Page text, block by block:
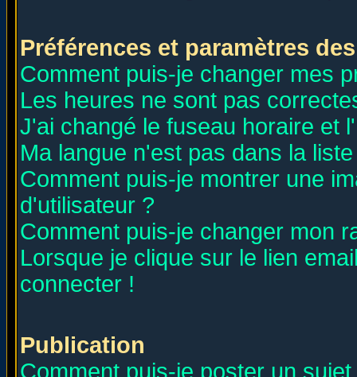
Préférences et paramètres
Comment puis-je changer mes
Les heures ne sont pas
J'ai changé le fuseau horaire et
Ma langue n'est pas dans la
Comment puis-je montrer une
d'utilisateur ?
Comment puis-je changer mon
Lorsque je clique sur le lien
connecter !
Publication
Comment puis-je poster un